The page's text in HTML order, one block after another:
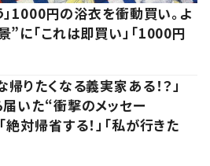
」1000円の浴衣を衝動買い。よ
に「これは即買い」「1000円
帰りたくなる義実家ある！？」
いた“衝撃のメッセー
対帰省する！」「私が行きた